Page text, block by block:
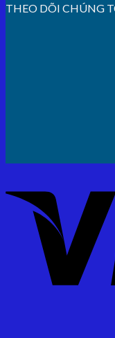
THEO DÕI CHÚNG